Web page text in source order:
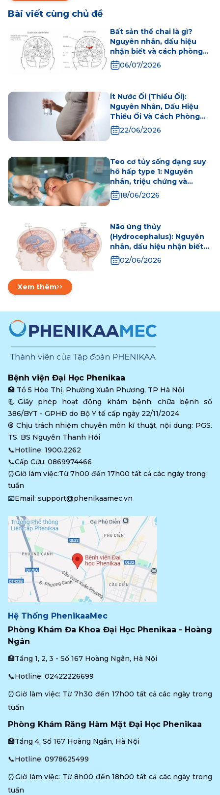
Bài viết cùng chủ đề
Bất sản thể chai là gì?
Nguyên nhân, dấu hiệu
nhận biết và cách phòng
ngừa06/07/2026
Ít Nước Ối (Thiểu Ối):
Nguyên Nhân, Dấu Hiệu
Thiểu Ối Và Cách Phòng
Ngừa22/06/2026
Teo cơ tủy sống dạng suy
hô hấp type 1: Nguyên
nhân, triệu chứng và
hướng điều trị
18/06/2026
Não úng thủy
(Hydrocephalus): Nguyên
nhân, dấu hiệu nhận biết
và các phương pháp điều
trị an toàn hiện nay
02/06/2026
Xem thêm
Bệnh viện Đại Học Phenikaa
🏥 Tổ 5 Hòe Thị, Phường Xuân Phương, TP Hà Nội
📃Giấy phép hoạt động khám bệnh, chữa bệnh số
386/BYT - GPHĐ do Bộ Y tế cấp ngày 22/11/2024
®️ Chịu trách nhiệm chuyên môn kĩ thuật, nội dung: PGS.
TS. BS Nguyễn Thanh Hồi
📞Hotline: 1900.2262
📞Cấp Cứu: 0869974466
⏰Giờ làm việc:Từ 7h00 đến 17h00 tất cả các ngày trong
tuần
📧Email: support@phenikaamec.vn
Hệ Thống PhenikaaMec
Phòng Khám Đa Khoa Đại Học Phenikaa - Hoàng
Ngân
🏥Tầng 1, 2, 3 - Số 167 Hoàng Ngân, Hà Nội
📞Hotline: 02422226699
⏰Giờ làm việc: Từ 7h30 đến 17h00 tất cả các ngày trong
tuần
Phòng Khám Răng Hàm Mặt Đại Học Phenikaa
🏥Tầng 4, Số 167 Hoàng Ngân, Hà Nội
📞Hotline: 0978625499
⏰Giờ làm việc: Từ 8h00 đến 18h00 tất cả các ngày trong
tuần